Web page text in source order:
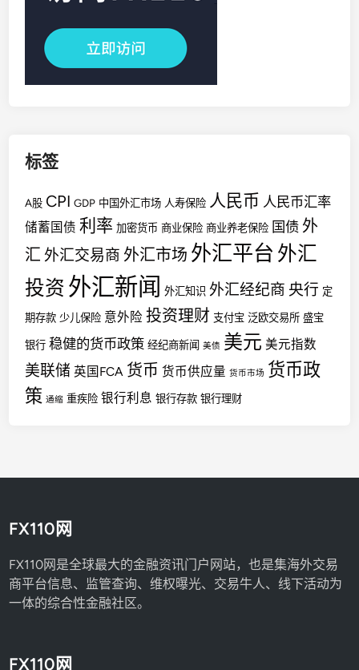
标签
A股 CPI GDP 中国外汇市场 人寿保险 人民币 人民币汇率
储蓄国债 利率 加密货币 商业保险 商业养老保险 国债 外
汇 外汇交易商 外汇市场 外汇平台 外汇
投资 外汇新闻 外汇知识 外汇经纪商 央行 定
期存款 少儿保险 意外险 投资理财 支付宝 泛欧交易所 盛宝
银行 稳健的货币政策 经纪商新闻 美债 美元 美元指数
美联储 英国FCA 货币 货币供应量 货币市场 货币政
策 通缩 重疾险 银行利息 银行存款 银行理财
FX110网
FX110网是全球最大的金融资讯门户网站，也是集海外交易
商平台信息、监管查询、维权曝光、交易牛人、线下活动为
一体的综合性金融社区。
FX110网